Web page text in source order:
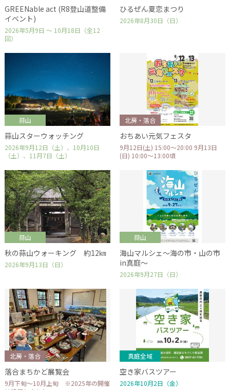
GREENable act (R8登山道整備
イベント)
2026年5月9日 ～ 10月18日（全12
回）
ひるぜん夏恋まつり
2026年8月30日（日）
蒜山
蒜山スターウォッチング
2026年9月12日（土）、10月10日
（土）、11月7日（土）
北房・落合
おちあい元気フェスタ
9月12日(土) 15:00～20:00 9月13日
(日) 10:00～13:00頃
蒜山
秋の蒜山ウォーキング 約12㎞
2026年9月13日（日）
蒜山
海山マルシェ～海の市・山の市
in真庭～
2026年9月27日（日）
北房・落合
落合まちかど展覧会
9月下旬～10月上旬 ※2025年の開催
真庭全域
空き家バスツアー
2026年10月2日（金）